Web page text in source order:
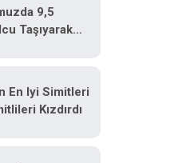
Taşıyarak
En Iyi Simitleri
Kızdırdı